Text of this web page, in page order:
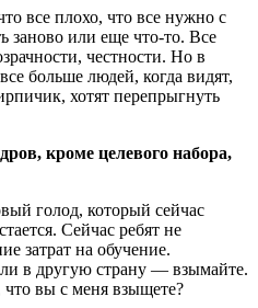
все плохо, что все нужно с
заново или еще что-то. Все
честности. Но в
больше людей, когда видят,
хотят перепрыгнуть
кроме целевого набора,
голод, который сейчас
Сейчас ребят не
затрат на обучение.
в другую страну — взымайте.
что вы с меня взыщете?